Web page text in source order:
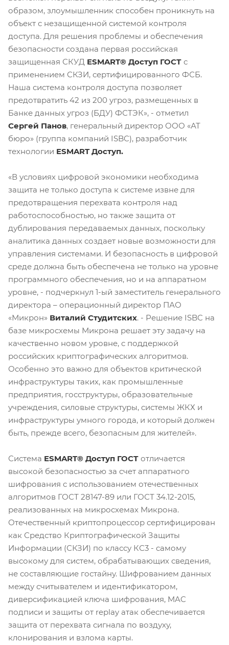
образом, злоумышленник способен проникнуть на
объект с незащищенной системой контроля
доступа. Для решения проблемы и обеспечения
безопасности создана первая российская
защищенная СКУД ESMART® Доступ ГОСТ с
применением СКЗИ, сертифицированного ФСБ.
Наша система контроля доступа позволяет
предотвратить 42 из 200 угроз, размещенных в
Банке данных угроз (БДУ) ФСТЭК», - отметил
Сергей Панов, генеральный директор ООО «АТ
бюро» (группа компаний ISBC), разработчик
технологии ESMART Доступ.
«В условиях цифровой экономики необходима
защита не только доступа к системе извне для
предотвращения перехвата контроля над
работоспособностью, но также защита от
дублирования передаваемых данных, поскольку
аналитика данных создает новые возможности для
управления системами. И безопасность в цифровой
среде должна быть обеспечена не только на уровне
программного обеспечения, но и на аппаратном
уровне, - подчеркнул 1-ый заместитель генерального
директора – операционный директор ПАО
«Микрон» Виталий Студитских. - Решение ISBC на
базе микросхемы Микрона решает эту задачу на
качественно новом уровне, с поддержкой
российских криптографических алгоритмов.
Особенно это важно для объектов критической
инфраструктуры таких, как промышленные
предприятия, госструктуры, образовательные
учреждения, силовые структуры, системы ЖКХ и
инфраструктуры умного города, и который должен
быть, прежде всего, безопасным для жителей».
Система ESMART® Доступ ГОСТ отличается
высокой безопасностью за счет аппаратного
шифрования с использованием отечественных
алгоритмов ГОСТ 28147-89 или ГОСТ 34.12-2015,
реализованных на микросхемах Микрона.
Отечественный криптопроцессор сертифицирован
как Средство Криптографической Защиты
Информации (СКЗИ) по классу КС3 - самому
высокому для систем, обрабатывающих сведения,
не составляющие гостайну. Шифрованием данных
между считывателем и идентификатором,
диверсификацией ключа шифрования, MAC
подписи и защиты от replay атак обеспечивается
защита от перехвата сигнала по воздуху,
клонирования и взлома карты.